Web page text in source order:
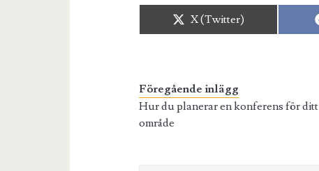
Dela
X (Twitter)
Föregående inlägg
Hur du planerar en konferens för ditt
område